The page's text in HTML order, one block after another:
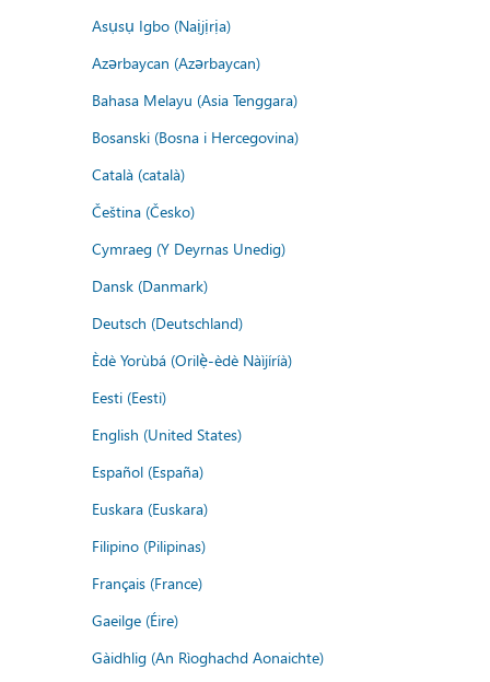
Asụsụ Igbo (Naịjịrịa)
Azərbaycan (Azərbaycan)
Bahasa Melayu (Asia Tenggara)
Bosanski (Bosna i Hercegovina)
Català (català)
Čeština (Česko)
Cymraeg (Y Deyrnas Unedig)
Dansk (Danmark)
Deutsch (Deutschland)
Èdè Yorùbá (Orilẹ̀-èdè Nàìjíríà)
Eesti (Eesti)
English (United States)
Español (España)
Euskara (Euskara)
Filipino (Pilipinas)
Français (France)
Gaeilge (Éire)
Gàidhlig (An Rìoghachd Aonaichte)